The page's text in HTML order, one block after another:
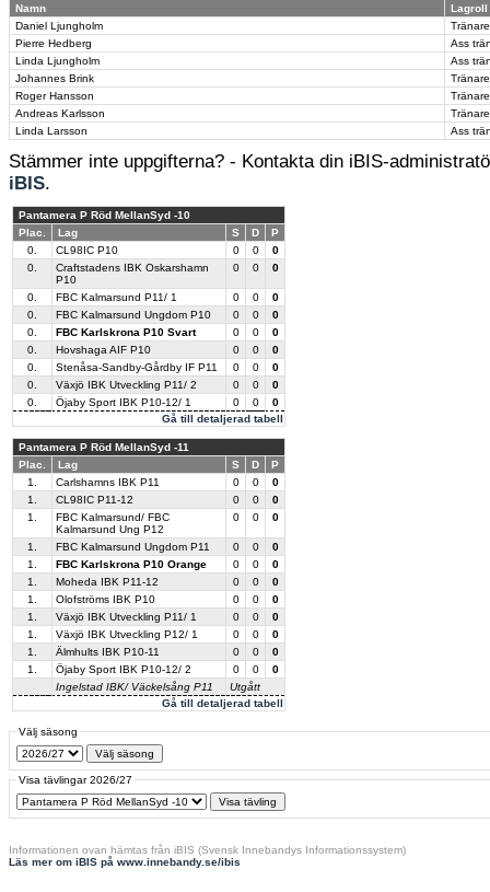
Namn
Lagroll
Daniel Ljungholm
Tränare
Pierre Hedberg
Ass
Linda Ljungholm
Ass
Johannes Brink
Tränare
Roger Hansson
Tränare
Andreas Karlsson
Tränare
Linda Larsson
Ass
Stämmer inte uppgifterna? - Kontakta din iBIS-
iBIS.
Pantamera P Röd MellanSyd -10
Plac.
Lag S D P
Gå till detaljerad tabell
0. CL98IC P10 0 0
0
0.
Craftstadens IBK Oskarshamn
P10
0 0 0
0. FBC Kalmarsund P11/ 1 0 0
0
0.
FBC Kalmarsund Ungdom P10 0 0
0
0.
FBC Karlskrona P10 Svart 0 0
0
0.
Hovshaga AIF P10 0 0
0
0.
Stenåsa-Sandby-Gårdby IF P11 0 0
0
0.
Växjö IBK Utveckling P11/ 2 0 0
0
0.
Öjaby Sport IBK P10-12/ 1 0 0 0
Pantamera P Röd MellanSyd -11
Plac.
Lag S D P
Gå till detaljerad tabell
1. Carlshamns IBK P11 0 0
0
1.
CL98IC P11-12 0 0
0
1.
FBC Kalmarsund/ FBC
Kalmarsund Ung P12
0 0 0
1. FBC Kalmarsund Ungdom P11 0 0
0
1.
FBC Karlskrona P10 Orange 0 0
0
1.
Moheda IBK P11-12 0 0
0
1.
Olofströms IBK P10 0 0
0
1.
Växjö IBK Utveckling P11/ 1 0 0
0
1.
Växjö IBK Utveckling P12/ 1 0 0
0
1.
Älmhults IBK P10-11 0 0
0
1.
Öjaby Sport IBK P10-12/ 2 0 0
0
Ingelstad IBK/ Väckelsång P11
Utgått
Välj säsong
Visa tävlingar 2026/27
Informationen ovan hämtas från iBIS (Svensk Innebandys Informationssystem)
Läs mer om iBIS på www.innebandy.se/ibis